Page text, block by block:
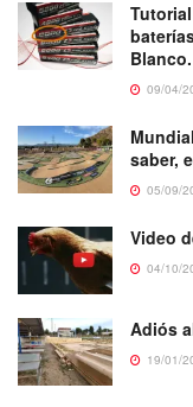
Blanco.
09/04/
saber,
05/09/
Video
04/10/
Adiós
19/01/